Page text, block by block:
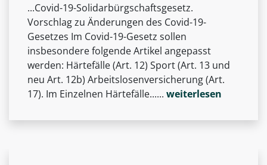
...Covid-19-Solidarbürgschaftsgesetz.
Vorschlag zu Änderungen des Covid-19-
Gesetzes Im Covid-19-Gesetz sollen
insbesondere folgende Artikel angepasst
werden: Härtefälle (Art. 12) Sport (Art. 13 und
neu Art. 12b) Arbeitslosenversicherung (Art.
17). Im Einzelnen Härtefälle...... weiterlesen